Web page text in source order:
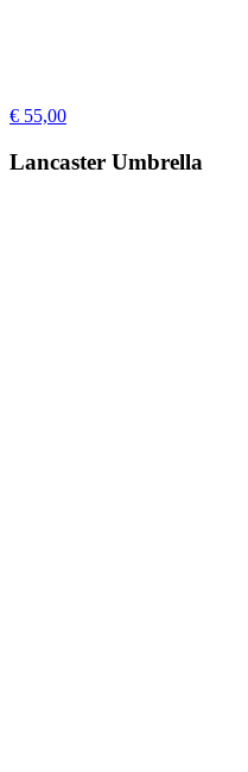
€ 55,00
Lancaster Umbrella